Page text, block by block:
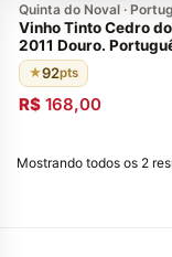
Quinta do Noval ·
Vinho Tinto Cedro
2011 Douro.
Douro. Envelhecido
barricas de carvalho
92 pontos de Wine &
Magazine
★92pts
R$ 168,00
Mostrando todos os 2